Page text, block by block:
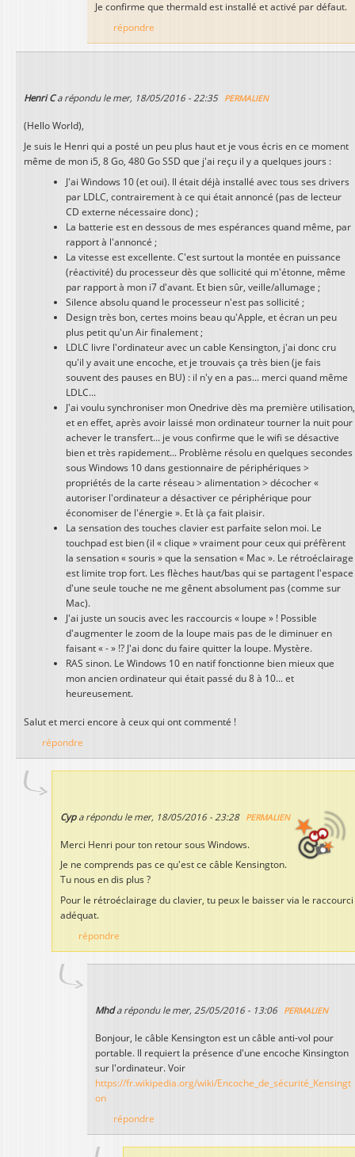
Je confirme que thermald est installé et activé par défaut.
répondre
Henri Ca répondu le mer, 18/05/2016 - 22:35 PERMALIEN
(Hello World),
Je suis le Henri qui a posté un peu plus haut et je vous écris en ce moment
même de mon i5, 8 Go, 480 Go SSD que j'ai reçu il y a quelques jours :
J'ai Windows 10 (et oui). Il était déjà installé avec tous ses drivers
par LDLC, contrairement à ce qui était annoncé (pas de lecteur
CD externe nécessaire donc) ;
La batterie est en dessous de mes espérances quand même, par
rapport à l'annoncé ;
La vitesse est excellente. C'est surtout la montée en puissance
(réactivité) du processeur dès que sollicité qui m'étonne, même
par rapport à mon i7 d'avant. Et bien sûr, veille/allumage ;
Silence absolu quand le processeur n'est pas sollicité ;
Design très bon, certes moins beau qu'Apple, et écran un peu
plus petit qu'un Air finalement ;
LDLC livre l'ordinateur avec un cable Kensington, j'ai donc cru
qu'il y avait une encoche, et je trouvais ça très bien (je fais
souvent des pauses en BU) : il n'y en a pas... merci quand même
LDLC...
J'ai voulu synchroniser mon Onedrive dès ma première utilisation,
et en effet, après avoir laissé mon ordinateur tourner la nuit pour
achever le transfert... je vous confirme que le wifi se désactive
bien et très rapidement... Problème résolu en quelques secondes
sous Windows 10 dans gestionnaire de périphériques >
propriétés de la carte réseau > alimentation > décocher «
autoriser l'ordinateur a désactiver ce périphérique pour
économiser de l'énergie ». Et là ça fait plaisir.
La sensation des touches clavier est parfaite selon moi. Le
touchpad est bien (il « clique » vraiment pour ceux qui préfèrent
la sensation « souris » que la sensation « Mac ». Le rétroéclairage
est limite trop fort. Les flèches haut/bas qui se partagent l'espace
d'une seule touche ne me gênent absolument pas (comme sur
Mac).
J'ai juste un soucis avec les raccourcis « loupe » ! Possible
d'augmenter le zoom de la loupe mais pas de le diminuer en
faisant « - » !? J'ai donc du faire quitter la loupe. Mystère.
RAS sinon. Le Windows 10 en natif fonctionne bien mieux que
mon ancien ordinateur qui était passé du 8 à 10... et
heureusement.
Salut et merci encore à ceux qui ont commenté !
répondre
Cypa répondu le mer, 18/05/2016 - 23:28 PERMALIEN
Merci Henri pour ton retour sous Windows.
Je ne comprends pas ce qu'est ce câble Kensington.
Tu nous en dis plus ?
Pour le rétroéclairage du clavier, tu peux le baisser via le raccourci
adéquat.
répondre
Mhda répondu le mer, 25/05/2016 - 13:06 PERMALIEN
Bonjour, le câble Kensington est un câble anti-vol pour
portable. Il requiert la présence d'une encoche Kinsington
sur l'ordinateur. Voir
https://fr.wikipedia.org/wiki/Encoche_de_sécurité_Kensingt
on
répondre